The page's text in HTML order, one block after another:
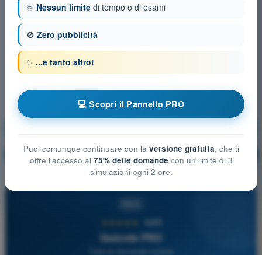
Procedure in situazioni di emergenza
Allenamento! 🔒 Spiegazione domanda
4,6/5
Quizvds PRO
♾️ Nessun limite di tempo o di esami
🚫 Zero pubblicità
✨ ...e tanto altro!
💻 Scopri il Pannello PRO
Puoi comunque continuare con la versione gratuita, che ti
offre l'accesso al 75% delle domande con un limite di 3
simulazioni ogni 2 ore.